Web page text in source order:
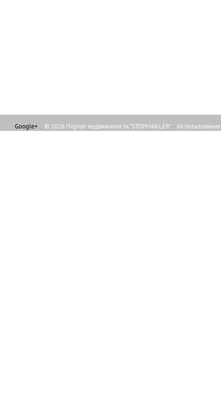
Google+ © 2026 Портал недвижимости "STOPMAKLER"